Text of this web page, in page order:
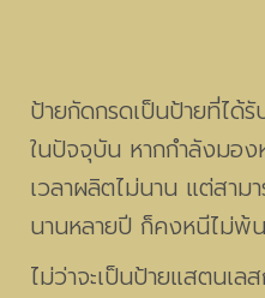
ป้ายกัดกรดเป็นป้ายที่ได้
ในปัจจุบัน หากกำลังมอ
เวลาผลิตไม่นาน แต่สาม
นานหลายปี ก็คงหนีไม่พ้
ไม่ว่าจะเป็นป้ายแสตนเ